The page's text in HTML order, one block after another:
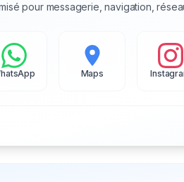
pour messagerie, navigation,
Maps